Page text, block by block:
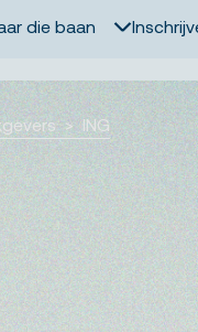
die baan
ING